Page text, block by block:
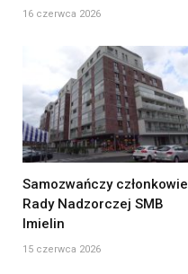
16 czerwca 2026
Samozwańczy członkowie
Rady Nadzorczej SMB
Imielin
15 czerwca 2026